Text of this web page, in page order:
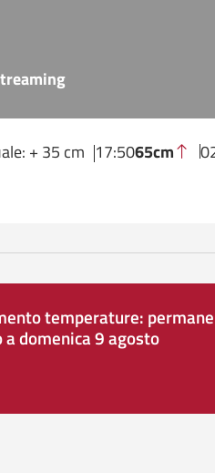
+ 35 cm 17:5065cm
temperature:
domenica 9 agosto